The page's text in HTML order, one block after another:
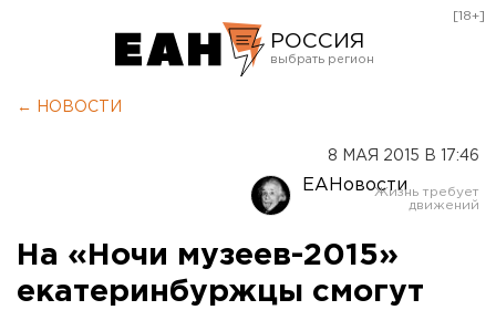
РОССИЯ
Оренбург
[18+]
← НОВОСТИ
8 МАЯ 2015 В 17:46
ЕАНовости
На «Ночи музеев-2015»
екатеринбуржцы смогут